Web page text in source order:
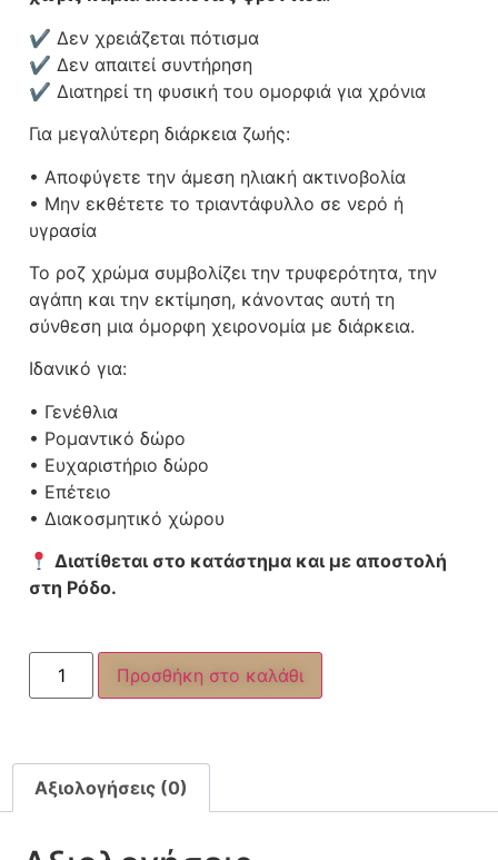
✔ Δεν χρειάζεται πότισμα
✔ Δεν απαιτεί συντήρηση
✔ Διατηρεί τη φυσική του ομορφιά για χρόνια
Για μεγαλύτερη διάρκεια ζωής:
• Αποφύγετε την άμεση ηλιακή ακτινοβολία
• Μην εκθέτετε το τριαντάφυλλο σε νερό ή
υγρασία
Το ροζ χρώμα συμβολίζει την τρυφερότητα, την
αγάπη και την εκτίμηση, κάνοντας αυτή τη
σύνθεση μια όμορφη χειρονομία με διάρκεια.
Ιδανικό για:
• Γενέθλια
• Ρομαντικό δώρο
• Ευχαριστήριο δώρο
• Επέτειο
• Διακοσμητικό χώρου
Διατίθεται στο κατάστημα και με αποστολή
στη Ρόδο.
Προσθήκη στο καλάθι
Αξιολογήσεις (0)